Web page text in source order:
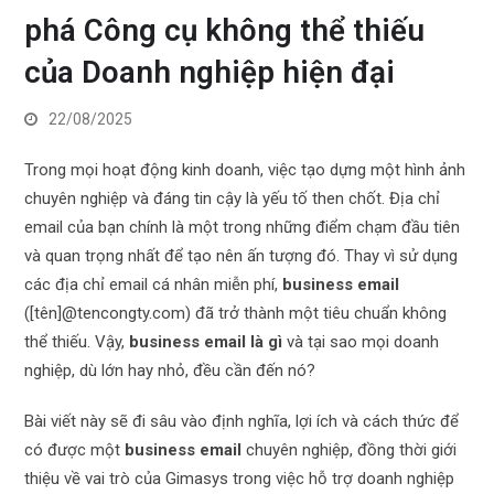
phá Công cụ không thể thiếu
của Doanh nghiệp hiện đại
22/08/2025
Trong mọi hoạt động kinh doanh, việc tạo dựng một hình ảnh
chuyên nghiệp và đáng tin cậy là yếu tố then chốt. Địa chỉ
email của bạn chính là một trong những điểm chạm đầu tiên
và quan trọng nhất để tạo nên ấn tượng đó. Thay vì sử dụng
các địa chỉ email cá nhân miễn phí, business email
([tên]@tencongty.com) đã trở thành một tiêu chuẩn không
thể thiếu. Vậy, business email là gì và tại sao mọi doanh
nghiệp, dù lớn hay nhỏ, đều cần đến nó?
Bài viết này sẽ đi sâu vào định nghĩa, lợi ích và cách thức để
có được một business email chuyên nghiệp, đồng thời giới
thiệu về vai trò của Gimasys trong việc hỗ trợ doanh nghiệp